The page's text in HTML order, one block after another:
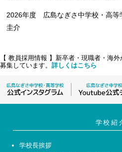
2026年度 広島なぎさ中学校・高
圭介
【 教員採用情報 】新卒者・現職者・海
募集しています。 詳しくはこちら
学校紹
学校長挨拶